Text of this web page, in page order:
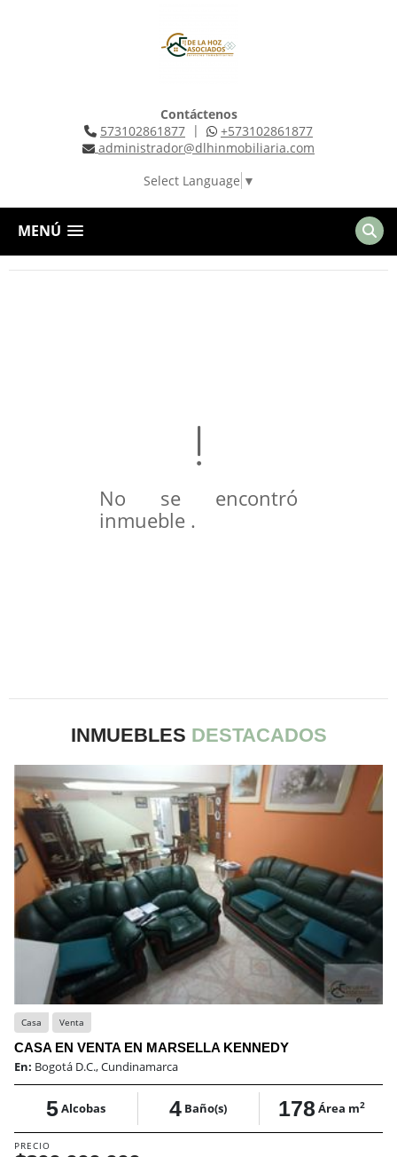
Contáctenos
573102861877 |
+573102861877
administrador@dlhinmobiliaria.com
Select Language ▼
MENÚ
No se encontró
inmueble .
INMUEBLES DESTACADOS
Casa Venta
CASA EN VENTA EN MARSELLA KENNEDY
En: Bogotá D.C., Cundinamarca
5Alcobas 4 Baño(s) 178Área m2
PRECIO